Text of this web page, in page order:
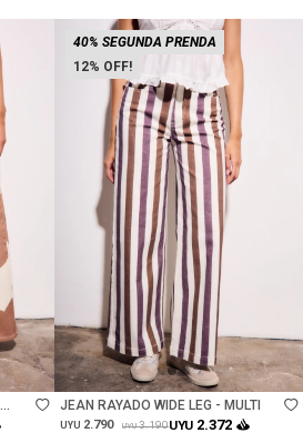
12
40% SEGUNDA PRENDA
Talle
JEAN RAYADO WIDE LEG - MULTI
UYU 2.790 UYU 3.190UYU 2.372